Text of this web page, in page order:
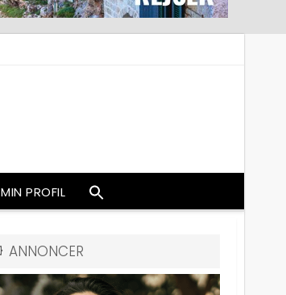
MIN PROFIL
ANNONCER